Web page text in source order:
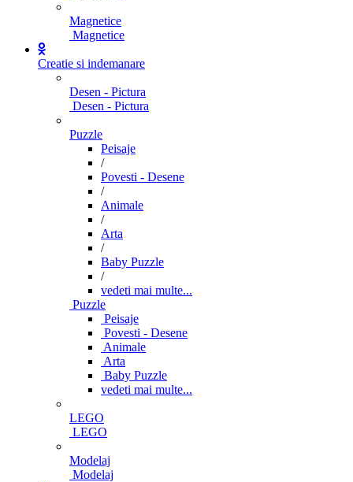
Magnetice
Magnetice
Creatie si indemanare
Desen - Pictura
Desen - Pictura
Puzzle
Peisaje
/
Povesti - Desene
/
Animale
/
Arta
/
Baby Puzzle
/
vedeti mai multe...
Puzzle
Peisaje
Povesti - Desene
Animale
Arta
Baby Puzzle
vedeti mai multe...
LEGO
LEGO
Modelaj
Modelaj